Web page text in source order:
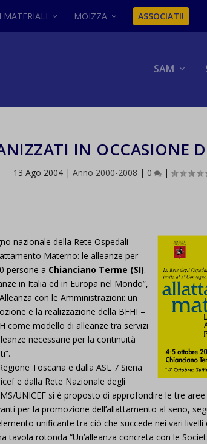
MATERIALI MOIZZA ASSOCIATI!
SAM
IN OCCASIONE
13 Ago 2004 |Anno 2000-2008 | 0 |
nazionale della Rete Ospedali
Materno: le alleanze per
persone a Chianciano Terme (SI).
in Italia ed in Europa nel Mondo”,
con le Amministrazioni: un
e la realizzazione della BFHI –
come modello di alleanze tra servizi
necessarie per la continuità
Toscana e dalla ASL 7 Siena
e dalla Rete Nazionale degli
UNICEF si è proposto di approfondire le tre
per la promozione dell’allattamento al seno,
unificante tra ciò che succede nei vari
tavola rotonda “Un’alleanza concreta con le